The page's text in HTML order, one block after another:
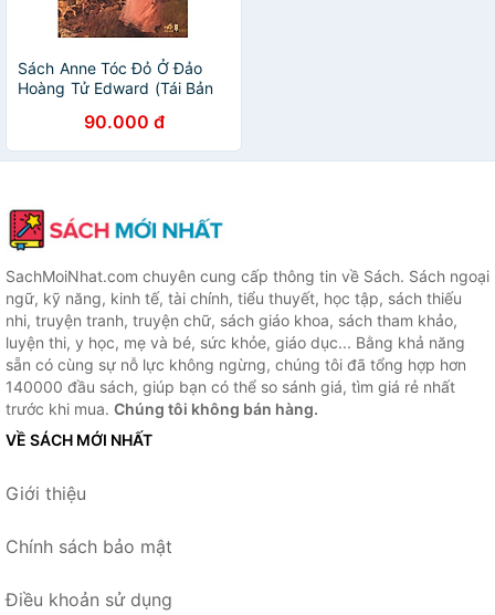
Sách Anne Tóc Đỏ Ở Đảo
Hoàng Tử Edward (Tái Bản
90.000 đ
SachMoiNhat.com chuyên cung cấp thông tin về Sách. Sách ngoại
ngữ, kỹ năng, kinh tế, tài chính, tiểu thuyết, học tập, sách thiếu
nhi, truyện tranh, truyện chữ, sách giáo khoa, sách tham khảo,
luyện thi, y học, mẹ và bé, sức khỏe, giáo dục... Bằng khả năng
sẵn có cùng sự nỗ lực không ngừng, chúng tôi đã tổng hợp hơn
140000 đầu sách, giúp bạn có thể so sánh giá, tìm giá rẻ nhất
trước khi mua. Chúng tôi không bán hàng.
VỀ SÁCH MỚI NHẤT
Giới thiệu
Chính sách bảo mật
Điều khoản sử dụng